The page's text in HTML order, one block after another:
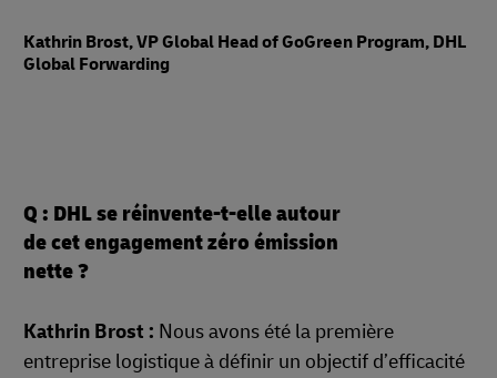
Kathrin Brost, VP Global Head of GoGreen Program, DHL
Global Forwarding
Q : DHL se réinvente-t-elle autour
de cet engagement zéro émission
nette ?
Kathrin Brost : Nous avons été la première
entreprise logistique à définir un objectif d’efficacité